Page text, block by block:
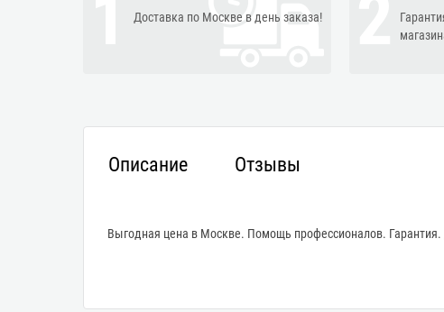
Доставка по Москве в день заказа!
Описание Отзывы
Выгодная цена в Москве. Помощь профессионалов.